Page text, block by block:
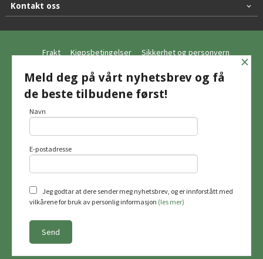
Kontakt oss
Frakt Kjøpsbetingelser Sikkerhet og personvern
Nyhetsbrev
© Hagemo Jakt og Friluft AS
Vår nettbutikk bruker cookies slik at du
yte deg bedre service. Vi bruker cookies
hovedsaklig til å lagre
innloggingsdetaljer og huske hva du
bruke siden som normalt om du godtar
×
Meld deg på vårt nyhetsbrev og få
de beste tilbudene først!
Navn
E-postadresse
Jeg godtar at dere sender meg nyhetsbrev, og er innforstått med
vilkårene for bruk av personlig informasjon (les mer)